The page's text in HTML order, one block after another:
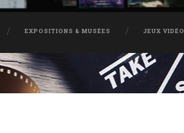
EXPOSITIONS & MUSÉES JEUX VIDÉO